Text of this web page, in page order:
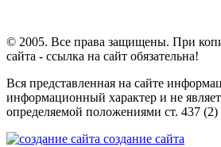
© 2005. Все права защищены. При
сайта - ссылка на сайт обязательна!
Вся представленная на сайте
информационный характер и не
определяемой положениями ст. 437
создание сайта